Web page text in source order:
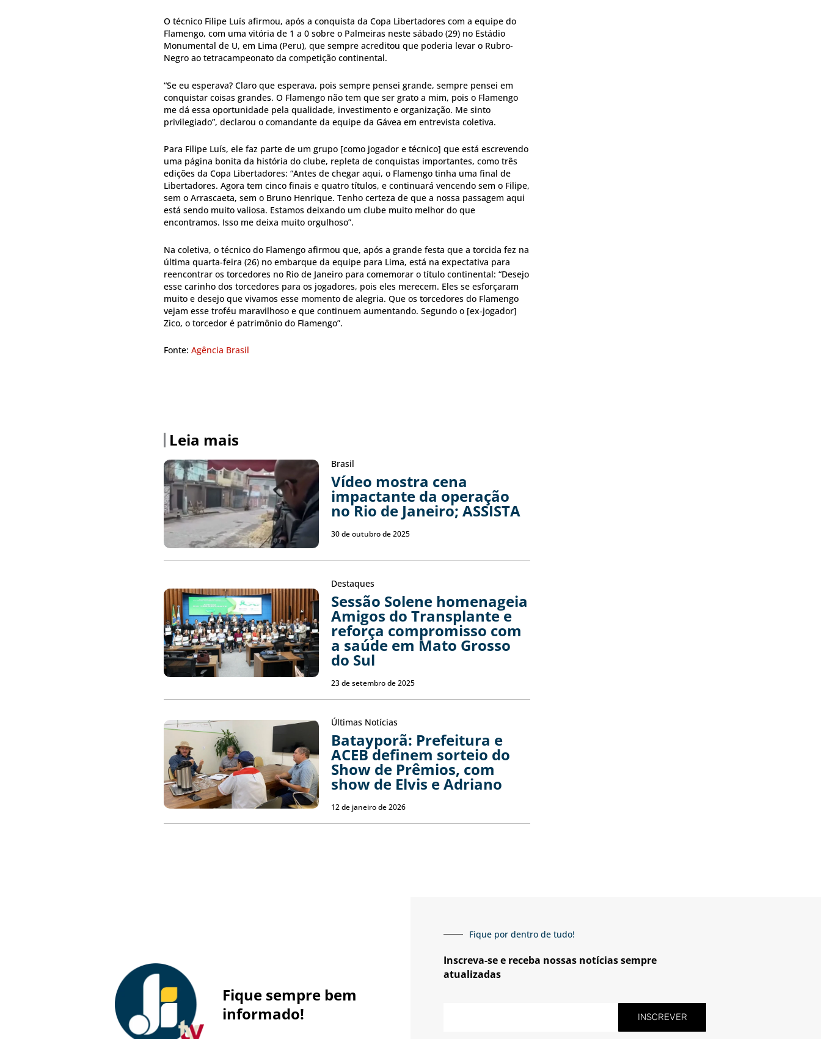
O técnico Filipe Luís afirmou, após a conquista da Copa Libertadores com a equipe do
Flamengo, com uma vitória de 1 a 0 sobre o Palmeiras neste sábado (29) no Estádio
Monumental de U, em Lima (Peru), que sempre acreditou que poderia levar o Rubro-
Negro ao tetracampeonato da competição continental.
“Se eu esperava? Claro que esperava, pois sempre pensei grande, sempre pensei em
conquistar coisas grandes. O Flamengo não tem que ser grato a mim, pois o Flamengo
me dá essa oportunidade pela qualidade, investimento e organização. Me sinto
privilegiado”, declarou o comandante da equipe da Gávea em entrevista coletiva.
Para Filipe Luís, ele faz parte de um grupo [como jogador e técnico] que está escrevendo
uma página bonita da história do clube, repleta de conquistas importantes, como três
edições da Copa Libertadores: “Antes de chegar aqui, o Flamengo tinha uma final de
Libertadores. Agora tem cinco finais e quatro títulos, e continuará vencendo sem o Filipe,
sem o Arrascaeta, sem o Bruno Henrique. Tenho certeza de que a nossa passagem aqui
está sendo muito valiosa. Estamos deixando um clube muito melhor do que
encontramos. Isso me deixa muito orgulhoso”.
Na coletiva, o técnico do Flamengo afirmou que, após a grande festa que a torcida fez na
última quarta-feira (26) no embarque da equipe para Lima, está na expectativa para
reencontrar os torcedores no Rio de Janeiro para comemorar o título continental: “Desejo
esse carinho dos torcedores para os jogadores, pois eles merecem. Eles se esforçaram
muito e desejo que vivamos esse momento de alegria. Que os torcedores do Flamengo
vejam esse troféu maravilhoso e que continuem aumentando. Segundo o [ex-jogador]
Zico, o torcedor é patrimônio do Flamengo”.
Fonte: Agência Brasil
Leia mais
Brasil
Vídeo mostra cena
impactante da operação
no Rio de Janeiro; ASSISTA
30 de outubro de 2025
Destaques
Sessão Solene homenageia
Amigos do Transplante e
reforça compromisso com
a saúde em Mato Grosso
do Sul
23 de setembro de 2025
Últimas Notícias
Batayporã: Prefeitura e
ACEB definem sorteio do
Show de Prêmios, com
show de Elvis e Adriano
12 de janeiro de 2026
Fique sempre bem
informado!
Fique por dentro de tudo!
Inscreva-se e receba nossas notícias sempre
atualizadas
INSCREVER